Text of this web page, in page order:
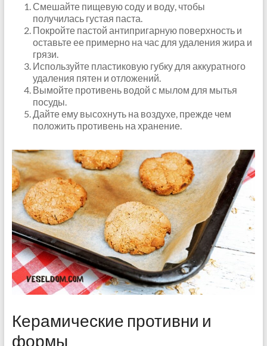
Смешайте пищевую соду и воду, чтобы
получилась густая паста.
Покройте пастой антипригарную поверхность и
оставьте ее примерно на час для удаления жира и
грязи.
Используйте пластиковую губку для аккуратного
удаления пятен и отложений.
Вымойте противень водой с мылом для мытья
посуды.
Дайте ему высохнуть на воздухе, прежде чем
положить противень на хранение.
Керамические противни и
формы